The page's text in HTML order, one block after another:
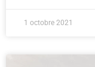
1 octobre 2021